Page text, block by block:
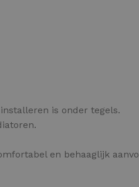
is onder tegels.
en behaaglijk